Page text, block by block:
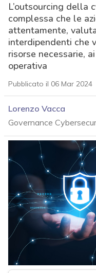
L’outsourcing della
complessa che le
attentamente,
interdipendenti che
risorse necessarie,
operativa
Pubblicato il 06 Mar 2024
Lorenzo Vacca
Governance